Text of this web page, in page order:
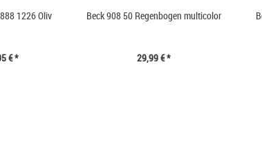
1226 Oliv
€ *
Beck 908 50 Regenbogen multicolor
29,99 € *